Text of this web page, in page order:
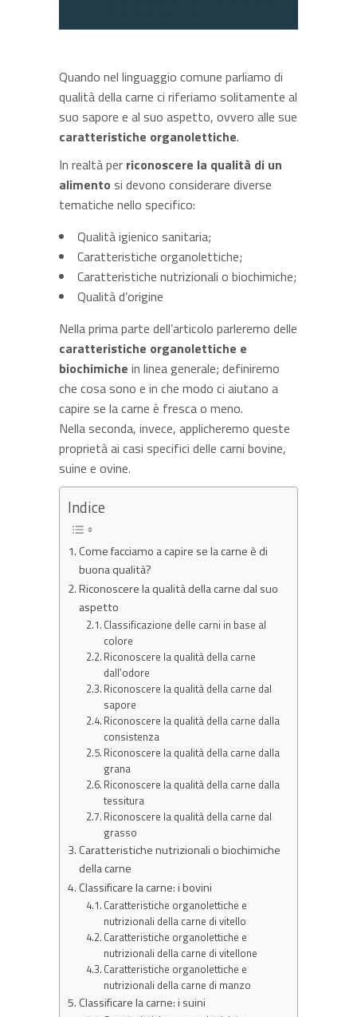
Quando nel linguaggio comune parliamo di
qualità della carne ci riferiamo solitamente al
suo sapore e al suo aspetto, ovvero alle sue
caratteristiche organolettiche.
In realtà per riconoscere la qualità di un
alimento si devono considerare diverse
tematiche nello specifico:
Qualità igienico sanitaria;
Caratteristiche organolettiche;
Caratteristiche nutrizionali o biochimiche;
Qualità d’origine
Nella prima parte dell’articolo parleremo delle
caratteristiche organolettiche e
biochimiche in linea generale; definiremo
che cosa sono e in che modo ci aiutano a
capire se la carne è fresca o meno.
Nella seconda, invece, applicheremo queste
proprietà ai casi specifici delle carni bovine,
suine e ovine.
Indice
Come facciamo a capire se la carne è di
buona qualità?
Riconoscere la qualità della carne dal suo
aspetto
Classificazione delle carni in base al
colore
Riconoscere la qualità della carne
dall’odore
Riconoscere la qualità della carne dal
sapore
Riconoscere la qualità della carne dalla
consistenza
Riconoscere la qualità della carne dalla
grana
Riconoscere la qualità della carne dalla
tessitura
Riconoscere la qualità della carne dal
grasso
Caratteristiche nutrizionali o biochimiche
della carne
Classificare la carne: i bovini
Caratteristiche organolettiche e
nutrizionali della carne di vitello
Caratteristiche organolettiche e
nutrizionali della carne di vitellone
Caratteristiche organolettiche e
nutrizionali della carne di manzo
Classificare la carne: i suini